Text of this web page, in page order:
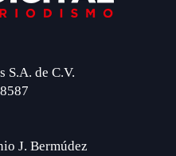
S.A. de C.V.
J. Bermúdez